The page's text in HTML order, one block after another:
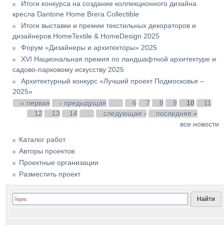
Итоги конкурса на создание коллекционного дизайна
кресла Dantone Home Brera Collectible
Итоги выставки и премии текстильных декораторов и
дизайнеров HomeTextile & HomeDesign 2025
Форум «Дизайнеры и архитекторы» 2025
XVI Национальная премия по ландшафтной архитектуре и
садово-парковому искусству 2025
Архитектурный конкурс «Лучший проект Подмосковья –
2025»
Страницы
« первая ‹ предыдущая 6 7 8 9 10
11
12
13 14 следующая ›
последняя »
все новости
Каталог работ
Авторы проектов
Проектные организации
Разместить проект